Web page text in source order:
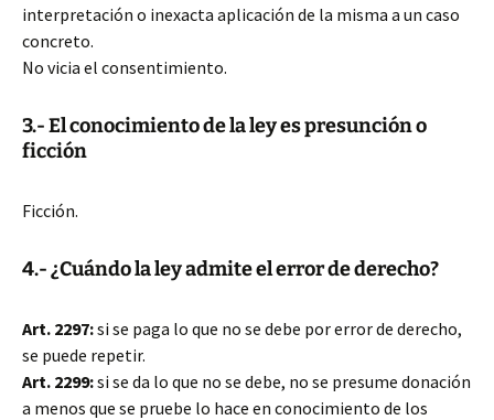
interpretación o inexacta aplicación de la misma a un caso
concreto.
No vicia el consentimiento.
3.- El conocimiento de la ley es presunción o
ficción
Ficción.
4.- ¿Cuándo la ley admite el error de derecho?
Art. 2297:si se paga lo que no se debe por error de derecho,
se puede repetir.
Art. 2299:si se da lo que no se debe, no se presume donación
a menos que se pruebe lo hace en conocimiento de los